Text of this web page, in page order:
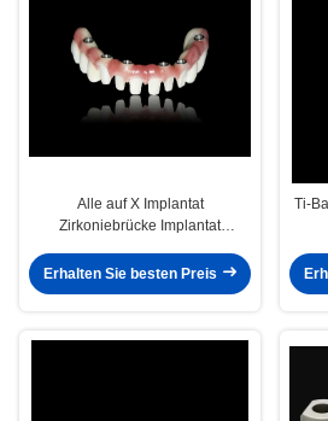
Alle auf X Implantat
Zirkoniebrücke Implantat
Erhalten Sie besten Preis
Ti-